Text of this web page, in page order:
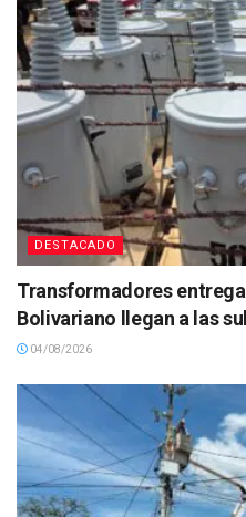
DESTACADO
Transformadores
Bolivariano llegan a las
04/08/2026